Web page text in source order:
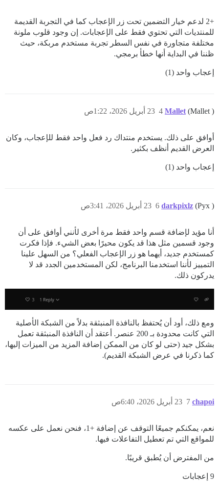
+2 لدعم خيار التضمين تحت زر الإعجاب كما في التجربة القديمة
للمنتديات التي تحتوي فقط على الإعجابات. إن وجود قلوب ملونة
مختلفة متجاورة في نفس السطر تجربة مستخدم مربكة، حيث
ظننا في البداية أنها خطأ برمجي.
إعجاب واحد (1)
Mallet (Mallet ) 23 أبريل 2026، 1:22ص 4
أوافق على ذلك. يستخدم منتداك رد فعل واحد فقط للإعجاب، وكان
العرض القديم أنظف بكثير.
إعجاب واحد (1)
darkpixlz (Pyx ) 23 أبريل 2026، 3:41ص 6
أنا مؤيد لإضافة قسم واحد فقط مرة أخرى لأنني أوافق على أن
وجود قسمين مثل هذا قد يكون محيرًا بعض الشيء. فإذا فكرت
كمستخدم جديد، أيهما هو زر الإعجاب الفعلي؟ من السهل علينا
التمييز لأننا استخدمنا البرنامج، لكن المستخدمين الجدد قد لا
يدركون ذلك.
ومع ذلك، أود أن يُحتفظ بالنافذة المنبثقة بدلاً من الشبكة الأصلية
التي كانت محدودة بـ 200 عنصر. أعتقد أن النافذة المنبثقة تعمل
بشكل جيد (حتى لو كان من الممكن إضافة المزيد من الميزات إليها،
كما ذكرنا في عرض الشبكة القديم).
chapoi 23 أبريل 2026، 6:40ص 7
نعم، يمكنكم جميعًا التوقف عن إضافة +1، فنحن نعمل على عكسه
للمواقع التي تم تعطيل التفاعلات فيها.
من المفترض أن يُطبق قريبًا.
9 إعجابات